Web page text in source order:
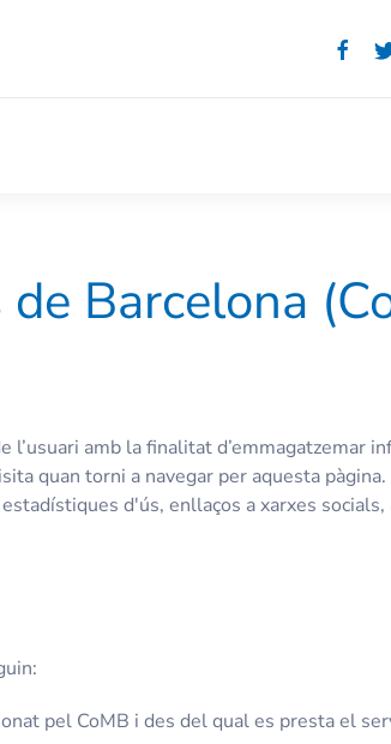
Barcelona
amb la finalitat d’emmagatzemar
quan torni a navegar per aquesta
d'ús, enllaços a xarxes socials,
pel CoMB i des del qual es presta el